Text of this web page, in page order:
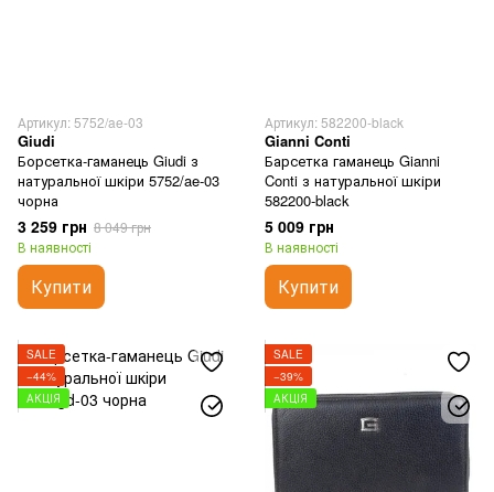
Артикул: 5752/ae-03
Giudi
Борсетка-гаманець Giudi з
натуральної шкіри 5752/ae-03
чорна
3 259 грн 8 049 грн
В наявності
Купити
Артикул: 582200-black
Gianni Conti
Барсетка гаманець Gianni
Conti з натуральної шкіри
582200-black
5 009 грн
В наявності
Купити
SALE
−44%
АКЦІЯ
SALE
−39%
АКЦІЯ